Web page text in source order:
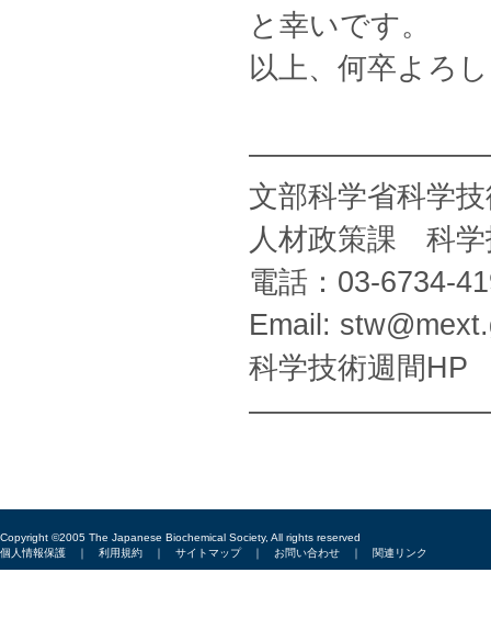
と幸いです。
以上、何卒よろ
文部科学省科学
人材政策課 科学
電話：03-6734-
Email:
科学技術週間
Copyright ©2005 The Japanese Biochemical Society, All rights reserved
個人情報保護 ｜ 利用規約 ｜ サイトマップ｜ お問い合わせ ｜ 関連リンク